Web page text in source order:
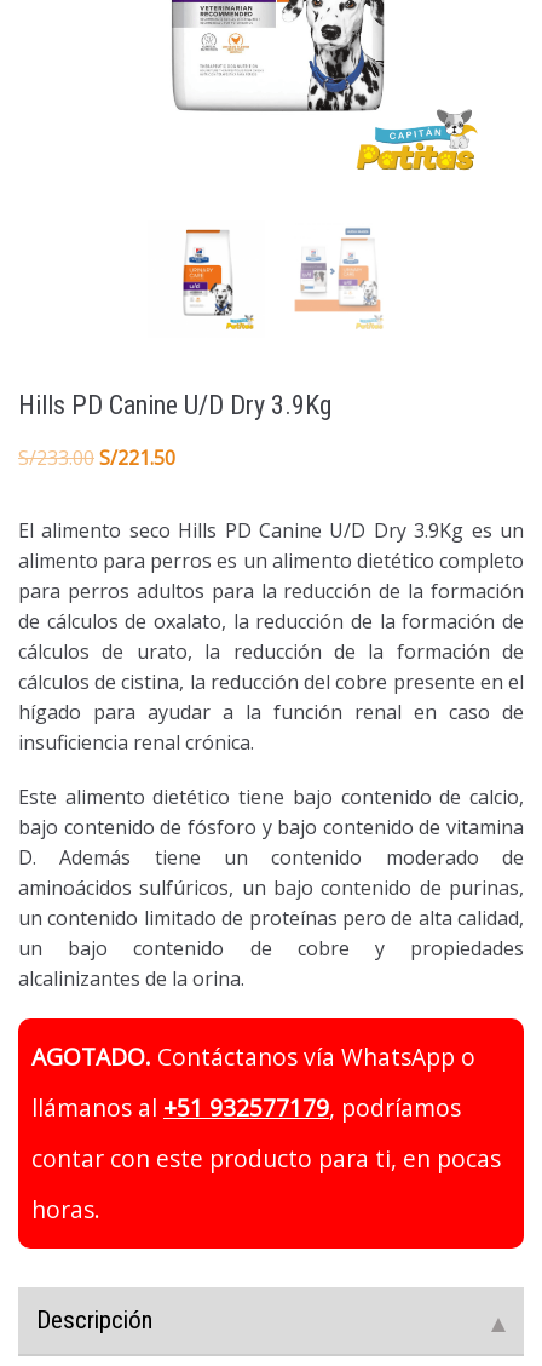
Hills PD Canine U/D Dry 3.9Kg
S/233.00S/221.50
El alimento seco Hills PD Canine U/D Dry 3.9Kg es un
alimento para perros es un alimento dietético completo
para perros adultos para la reducción de la formación
de cálculos de oxalato, la reducción de la formación de
cálculos de urato, la reducción de la formación de
cálculos de cistina, la reducción del cobre presente en el
hígado para ayudar a la función renal en caso de
insuficiencia renal crónica.
Este alimento dietético tiene bajo contenido de calcio,
bajo contenido de fósforo y bajo contenido de vitamina
D. Además tiene un contenido moderado de
aminoácidos sulfúricos, un bajo contenido de purinas,
un contenido limitado de proteínas pero de alta calidad,
un bajo contenido de cobre y propiedades
alcalinizantes de la orina.
AGOTADO. Contáctanos vía WhatsApp o
llámanos al +51 932577179, podríamos
contar con este producto para ti, en pocas
horas.
Descripción